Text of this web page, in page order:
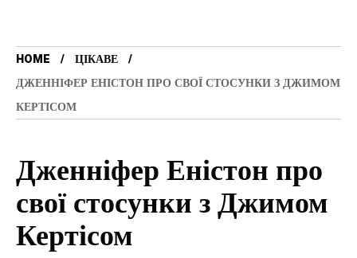
HOME
ЦІКАВЕ
ДЖЕННІФЕР ЕНІСТОН ПРО СВОЇ СТОСУНКИ З ДЖИМОМ
КЕРТІСОМ
Дженніфер Еністон про
свої стосунки з Джимом
Кертісом